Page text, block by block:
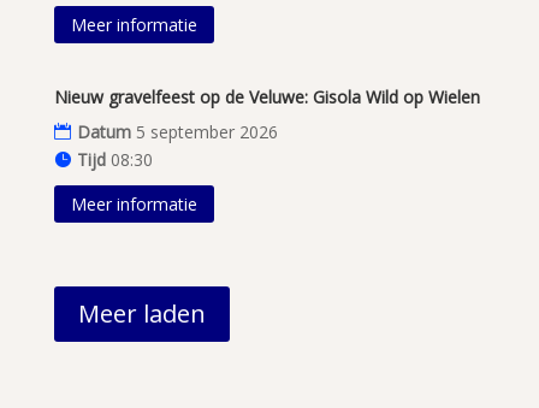
Meer informatie
Nieuw gravelfeest op de Veluwe: Gisola Wild op Wielen
Datum 5 september 2026
Tijd 08:30
Meer informatie
Meer laden